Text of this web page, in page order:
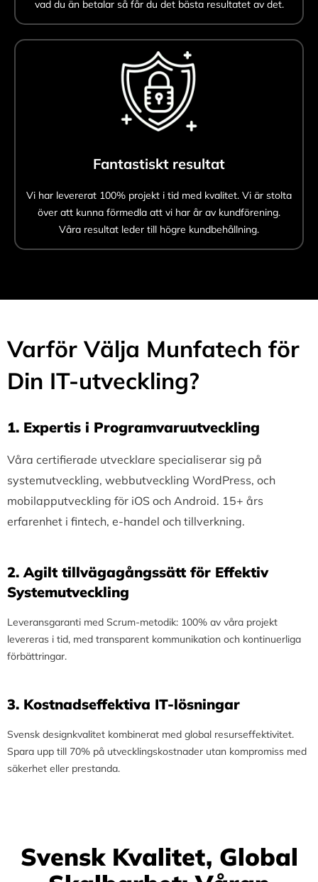
vad du än betalar så får du det bästa resultatet av det.
Fantastiskt resultat
Vi har levererat 100% projekt i tid med kvalitet. Vi är stolta
över att kunna förmedla att vi har år av kundförening.
Våra resultat leder till högre kundbehållning.
Varför Välja Munfatech för
Din IT-utveckling?
1.⁠ ⁠Expertis i Programvaruutveckling
Våra certifierade utvecklare specialiserar sig på
systemutveckling, webbutveckling WordPress, och
mobilapputveckling för iOS och Android. 15+ års
erfarenhet i fintech, e-handel och tillverkning.
2.⁠ ⁠Agilt tillvägagångssätt för Effektiv
Systemutveckling
Leveransgaranti med Scrum-metodik: 100% av våra projekt
levereras i tid, med transparent kommunikation och kontinuerliga
förbättringar.
3.⁠ ⁠Kostnadseffektiva IT-lösningar
Svensk designkvalitet kombinerat med global resurseffektivitet.
Spara upp till 70% på utvecklingskostnader utan kompromiss med
säkerhet eller prestanda.
Svensk Kvalitet, Global